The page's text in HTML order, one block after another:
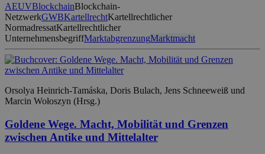
AEUVBlockchainBlockchain-
NetzwerkGWBKartellrechtKartellrechtlicher
NormadressatKartellrechtlicher
UnternehmensbegriffMarktabgrenzungMarktmacht
Orsolya Heinrich-Tamáska, Doris Bulach, Jens Schneeweiß und
Marcin Wołoszyn (Hrsg.)
Goldene Wege. Macht, Mobilität und Grenzen
zwischen Antike und Mittelalter